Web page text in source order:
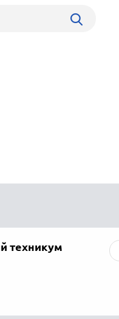
техникум